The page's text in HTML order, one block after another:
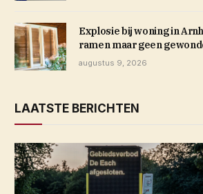
Explosie bij woning in
ramen maar geen
augustus 9, 2026
LAATSTE BERICHTEN